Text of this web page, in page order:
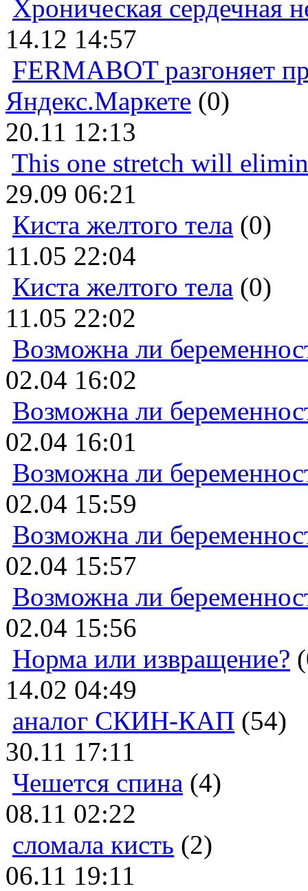
Хроническая сердечная
14.12 14:57
FERMABOT разгоняет
Яндекс.Маркете (0)
20.11 12:13
This one stretch will
29.09 06:21
Киста желтого тела (0)
11.05 22:04
Киста желтого тела (0)
11.05 22:02
Возможна ли
02.04 16:02
Возможна ли
02.04 16:01
Возможна ли
02.04 15:59
Возможна ли
02.04 15:57
Возможна ли
02.04 15:56
Норма или извращение?
14.02 04:49
аналог СКИН-КАП (54)
30.11 17:11
Чешется спина (4)
08.11 02:22
сломала кисть (2)
06.11 19:11